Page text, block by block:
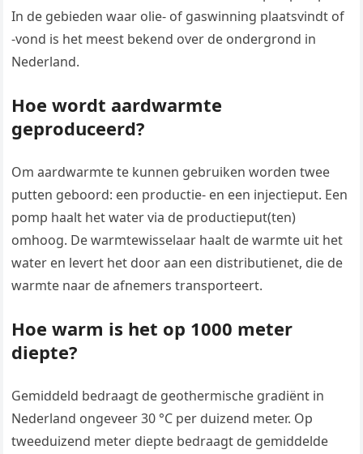
In de gebieden waar olie- of gaswinning plaatsvindt of
-vond is het meest bekend over de ondergrond in
Nederland.
Hoe wordt aardwarmte
geproduceerd?
Om aardwarmte te kunnen gebruiken worden twee
putten geboord: een productie- en een injectieput. Een
pomp haalt het water via de productieput(ten)
omhoog. De warmtewisselaar haalt de warmte uit het
water en levert het door aan een distributienet, die de
warmte naar de afnemers transporteert.
Hoe warm is het op 1000 meter
diepte?
Gemiddeld bedraagt de geothermische gradiënt in
Nederland ongeveer 30 °C per duizend meter. Op
tweeduizend meter diepte bedraagt de gemiddelde